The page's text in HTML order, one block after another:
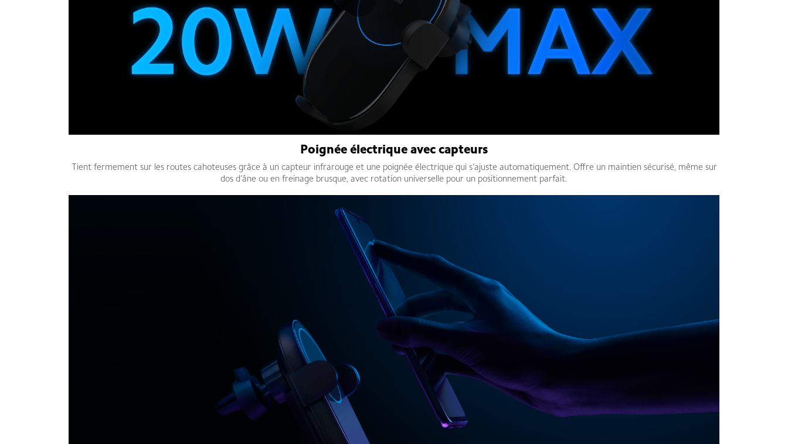
Poignée électrique avec capteurs
Tient fermement sur les routes cahoteuses grâce à un capteur infrarouge et une poignée électrique qui s’ajuste automatiquement. Offre un maintien sécurisé, même sur
dos d’âne ou en freinage brusque, avec rotation universelle pour un positionnement parfait.